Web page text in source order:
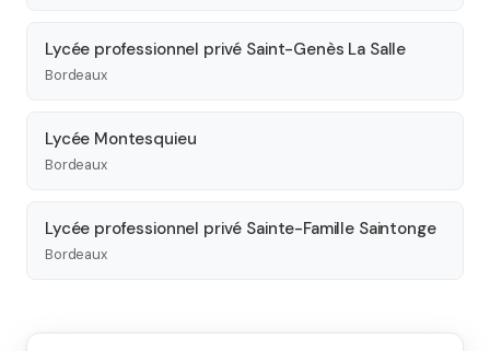
Lycée professionnel privé Saint-Genès La Salle
Bordeaux
Lycée Montesquieu
Bordeaux
Lycée professionnel privé Sainte-Famille Saintonge
Bordeaux